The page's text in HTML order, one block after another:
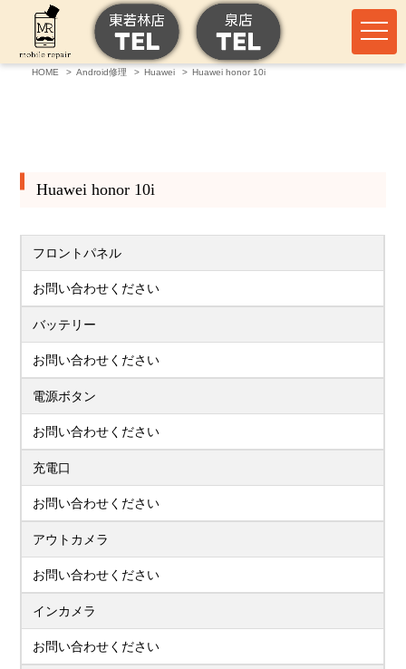
HOME Android修理 Huawei Huawei honor 10i
Huawei honor 10i
フロントパネル
お問い合わせください
バッテリー
お問い合わせください
電源ボタン
お問い合わせください
充電口
お問い合わせください
アウトカメラ
お問い合わせください
インカメラ
お問い合わせください